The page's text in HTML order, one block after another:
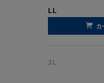
LL
カ
3L